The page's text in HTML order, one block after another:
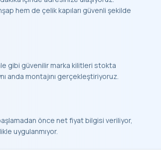
hem de çelik kapıları güvenli şekilde
gibi güvenilir marka kilitleri stokta
anda montajını gerçekleştiriyoruz.
önce net fiyat bilgisi veriliyor,
uygulanmıyor.